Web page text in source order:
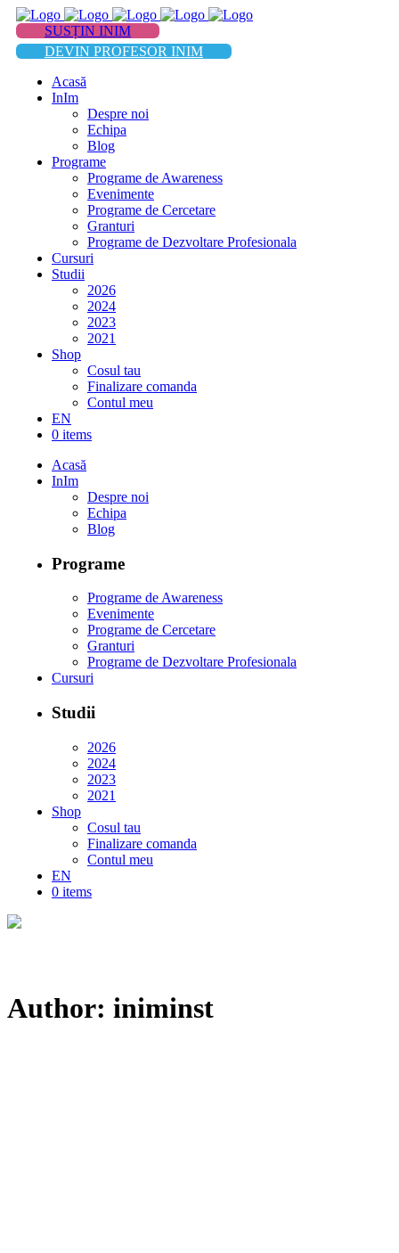
SUSȚIN INIM
DEVIN PROFESOR INIM
Acasă
InIm
Despre noi
Echipa
Blog
Programe
Programe de Awareness
Evenimente
Programe de Cercetare
Granturi
Programe de Dezvoltare Profesionala
Cursuri
Studii
2026
2024
2023
2021
Shop
Cosul tau
Finalizare comanda
Contul meu
EN
0 items
Acasă
InIm
Despre noi
Echipa
Blog
Programe
Programe de Awareness
Evenimente
Programe de Cercetare
Granturi
Programe de Dezvoltare Profesionala
Cursuri
Studii
2026
2024
2023
2021
Shop
Cosul tau
Finalizare comanda
Contul meu
EN
0 items
Author: iniminst